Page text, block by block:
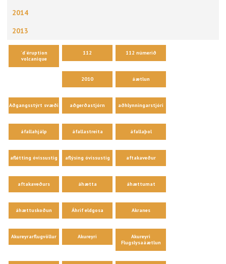
2014
2013
´d´éruption
volcanique
112 112 númerið
2010 áætlun
Aðgangsstýrt svæði aðgerðastjórn aðhlynningarstjóri
áfallahjálp áfallastreita áfallaþol
aflétting óvissustig aflýsing óvissustig aftakaveður
aftakaveðurs áhætta áhættumat
áhættuskoðun Áhrif eldgosa Akranes
Akureyrarflugvöllur Akureyri
Akureyri
Flugslysaáætlun